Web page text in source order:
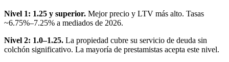
Nivel 1: 1.25 y superior. Mejor precio y LTV más alto. Tasas
~6.75%–7.25% a mediados de 2026.
Nivel 2: 1.0–1.25. La propiedad cubre su servicio de deuda sin
colchón significativo. La mayoría de prestamistas acepta este nivel.